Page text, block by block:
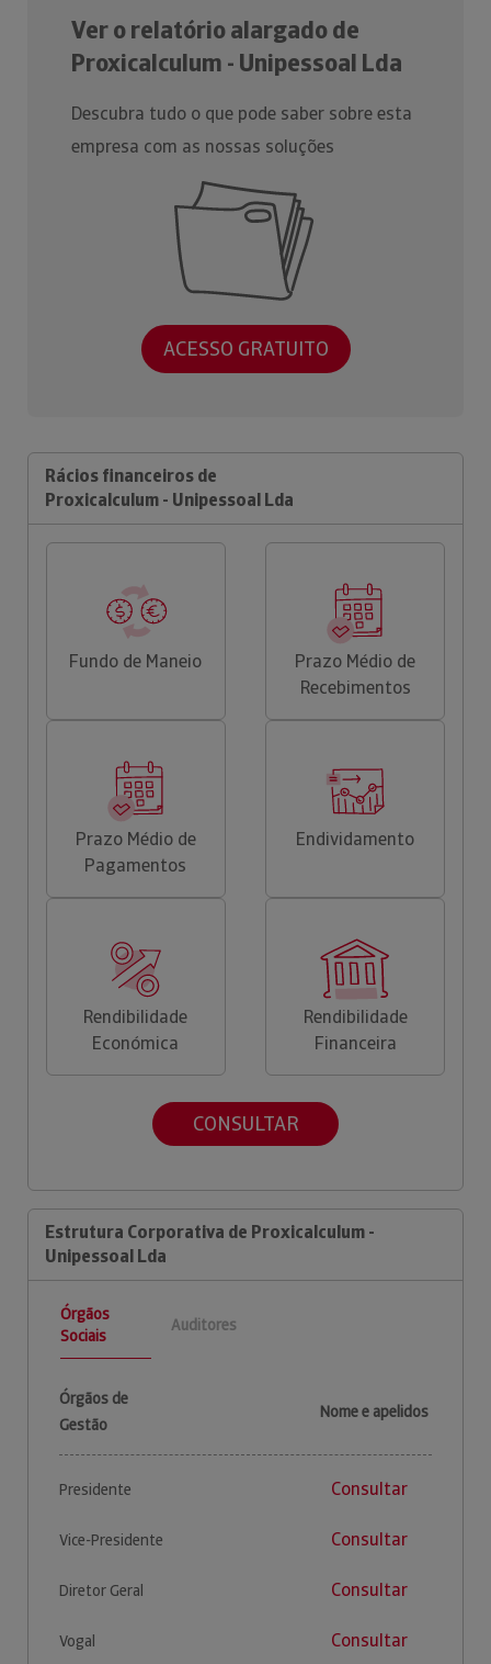
Ver o relatório alargado de
Proxicalculum - Unipessoal Lda
Descubra tudo o que pode saber sobre esta
empresa com as nossas soluções
ACESSO GRATUITO
Rácios financeiros de
Proxicalculum - Unipessoal Lda
Fundo de Maneio
Prazo Médio de
Recebimentos
Prazo Médio de
Pagamentos
Endividamento
Rendibilidade
Económica
Rendibilidade
Financeira
CONSULTAR
Estrutura Corporativa de Proxicalculum -
Unipessoal Lda
Órgãos
Sociais
Auditores
Órgãos de
Gestão
Nome e apelidos
Presidente Consultar
Vice-Presidente Consultar
Diretor Geral Consultar
Vogal Consultar